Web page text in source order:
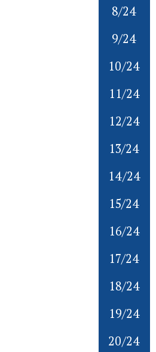
8/24
9/24
10/24
11/24
12/24
13/24
14/24
15/24
16/24
17/24
18/24
19/24
20/24